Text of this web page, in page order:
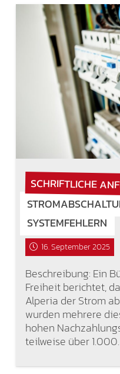
SCHRIFTLICHE
SYSTEMFEHLERN
16. September 2025
Beschreibung: Ein
Freiheit berichtet,
Alperia der Strom
wurden mehrere
hohen
teilweise über